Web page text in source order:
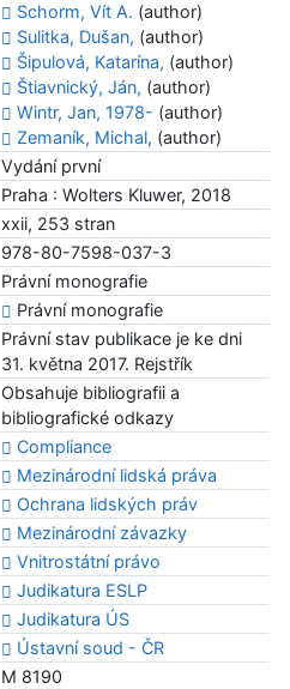
Schorm, Vít A. (author)
Sulitka, Dušan, (author)
Šipulová, Katarína, (author)
Štiavnický, Ján, (author)
Wintr, Jan, 1978- (author)
Zemaník, Michal, (author)
Vydání první
Praha : Wolters Kluwer, 2018
xxii, 253 stran
978-80-7598-037-3
Právní monografie
Právní monografie
Právní stav publikace je ke dni
31. května 2017. Rejstřík
Obsahuje bibliografii a
bibliografické odkazy
Compliance
Mezinárodní lidská práva
Ochrana lidských práv
Mezinárodní závazky
Vnitrostátní právo
Judikatura ESLP
Judikatura ÚS
Ústavní soud - ČR
M 8190